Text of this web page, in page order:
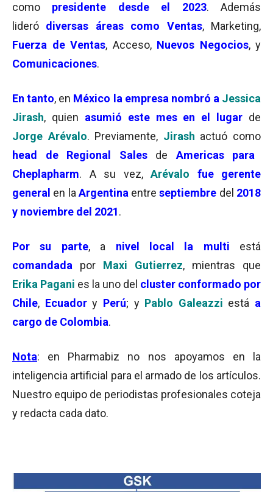
como presidente desde el 2023. Además
lideró diversas áreas como Ventas, Marketing,
Fuerza de Ventas, Acceso, Nuevos Negocios, y
Comunicaciones.
En tanto, en México la empresa nombró a Jessica
Jirash, quien asumió este mes en el lugar de
Jorge Arévalo. Previamente, Jirash actuó como
head de Regional Sales de Americas para
Cheplapharm. A su vez, Arévalo
fue gerente
general en la Argentina entreseptiembre del 2018
y noviembre del 2021.
Por su parte, a nivel local la multi está
comandada por Maxi Gutierrez, mientras que
Erika Pagani es la uno del c luster conformado por
Chile, Ecuadory Perú; y Pablo Galeazzi está a
cargo de Colombia.
Nota: en Pharmabiz no nos apoyamos en la
inteligencia artificial para el armado de los artículos.
Nuestro equipo de periodistas profesionales coteja
y redacta cada dato.